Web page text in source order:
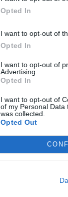
Opted In
I want to opt-out of
Opted In
I want to opt-out of
Advertising.
Opted In
I want to opt-out of
of my Personal Data
was collected.
Opted Out